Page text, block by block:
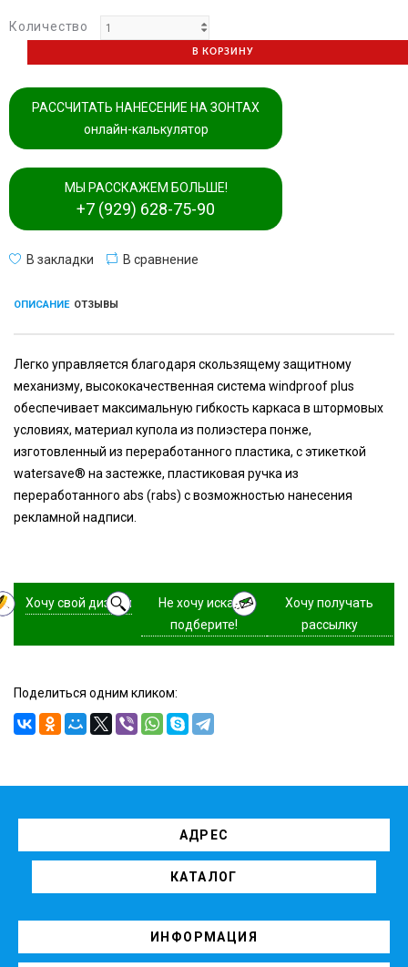
Количество
В КОРЗИНУ
РАССЧИТАТЬ НАНЕСЕНИЕ НА ЗОНТАХ
онлайн-калькулятор
МЫ РАССКАЖЕМ БОЛЬШЕ!
+7 (929) 628-75-90
В закладки В сравнение
ОПИСАНИЕ ОТЗЫВЫ
Легко управляется благодаря скользящему защитному
механизму, высококачественная система windproof plus
обеспечивает максимальную гибкость каркаса в штормовых
условиях, материал купола из полиэстера понже,
изготовленный из переработанного пластика, с этикеткой
watersave® на застежке, пластиковая ручка из
переработанного abs (rabs) с возможностью нанесения
рекламной надписи.
Хочу свой дизайн
Не хочу искать,
подберите!
Хочу получать
рассылку
Поделиться одним кликом:
АДРЕС
КАТАЛОГ
ИНФОРМАЦИЯ